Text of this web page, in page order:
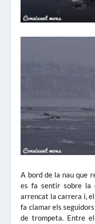
A bord de la nau que
es fa sentir sobre la
arrencat la carrera i,
fa clamar els
de trompeta. Entre